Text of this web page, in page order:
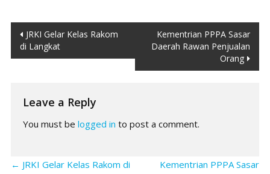
Post
navigation
JRKI Gelar Kelas Rakom
di Langkat
Kementrian PPPA Sasar
Daerah Rawan Penjualan
Orang
Leave a Reply
You must be logged in to post a comment.
← JRKI Gelar Kelas Rakom di
Kementrian PPPA Sasar